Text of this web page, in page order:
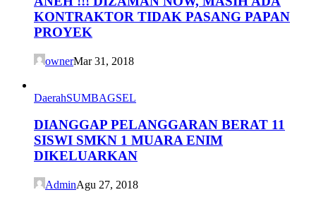
KONTRAKTOR TIDAK PASANG PAPAN
PROYEK
ownerMar 31, 2018
DaerahSUMBAGSEL
DIANGGAP PELANGGARAN BERAT 11
SISWI SMKN 1 MUARA ENIM
DIKELUARKAN
AdminAgu 27, 2018